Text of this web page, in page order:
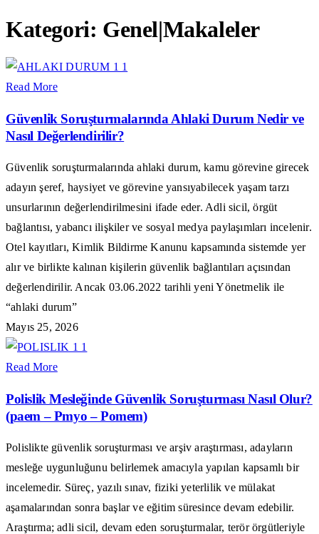
Kategori: Genel|Makaleler
Read More
Güvenlik Soruşturmalarında Ahlaki Durum Nedir ve
Nasıl Değerlendirilir?
Güvenlik soruşturmalarında ahlaki durum, kamu görevine girecek
adayın şeref, haysiyet ve görevine yansıyabilecek yaşam tarzı
unsurlarının değerlendirilmesini ifade eder. Adli sicil, örgüt
bağlantısı, yabancı ilişkiler ve sosyal medya paylaşımları incelenir.
Otel kayıtları, Kimlik Bildirme Kanunu kapsamında sistemde yer
alır ve birlikte kalınan kişilerin güvenlik bağlantıları açısından
değerlendirilir. Ancak 03.06.2022 tarihli yeni Yönetmelik ile
“ahlaki durum”
Mayıs 25, 2026
Read More
Polislik Mesleğinde Güvenlik Soruşturması Nasıl Olur?
(paem – Pmyo – Pomem)
Polislikte güvenlik soruşturması ve arşiv araştırması, adayların
mesleğe uygunluğunu belirlemek amacıyla yapılan kapsamlı bir
incelemedir. Süreç, yazılı sınav, fiziki yeterlilik ve mülakat
aşamalarından sonra başlar ve eğitim süresince devam edebilir.
Araştırma; adli sicil, devam eden soruşturmalar, terör örgütleriyle